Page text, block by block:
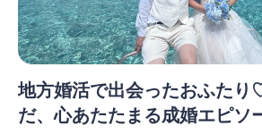
地方婚活で出会ったおふた
だ、心あたたまる成婚エピソ